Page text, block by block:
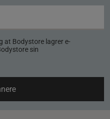
at Bodystore lagrer e-
sin